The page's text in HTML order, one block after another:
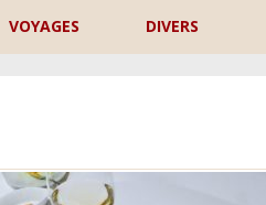
VOYAGES DIVERS